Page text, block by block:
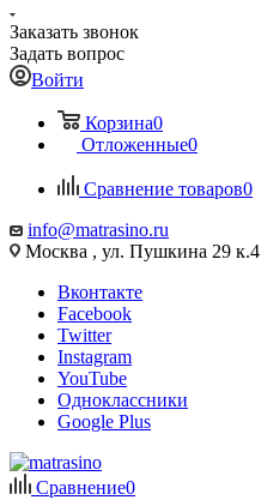
Заказать звонок
Задать вопрос
Войти
Корзина0
Отложенные0
Сравнение товаров0
info@matrasino.ru
Москва , ул. Пушкина 29 к.4
Вконтакте
Facebook
Twitter
Instagram
YouTube
Одноклассники
Google Plus
Сравнение0